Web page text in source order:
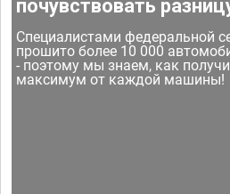
почувствовать
Специалистами федеральной
прошито более 10 000
- поэтому мы знаем, как
максимум от каждой машины!